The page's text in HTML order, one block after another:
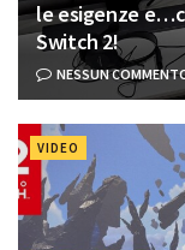
le esigenze
Switch 2!
NESSUN
VIDEO